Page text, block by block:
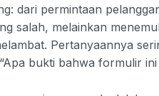
dari permintaan
salah, melainkan
Pertanyaannya
bukti bahwa formulir